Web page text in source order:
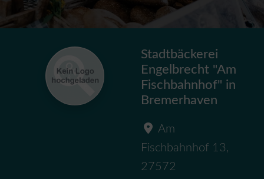
Stadtbäckerei
Engelbrecht "Am
Fischbahnhof" in
Bremerhaven
Am
Fischbahnhof 13,
27572